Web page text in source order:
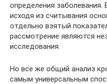
определения заболевания.
исходя из считывания
отдельно взятый
рассмотрение являются
исследования.
Но все же общий анализ
самым универсальным